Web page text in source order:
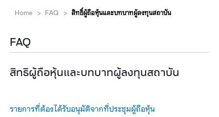
Home > FAQ > สิทธิ์ผู้ถือหุ้นและบทบาทผู้ลงทุนสถาบัน
FAQ
สิทธิผู้ถือหุ้นและบทบาทผู้ลงทุนสถาบัน​
รายการที่ต้องได้รับอนุมัติจากที่ประชุมผู้ถือหุ้น​